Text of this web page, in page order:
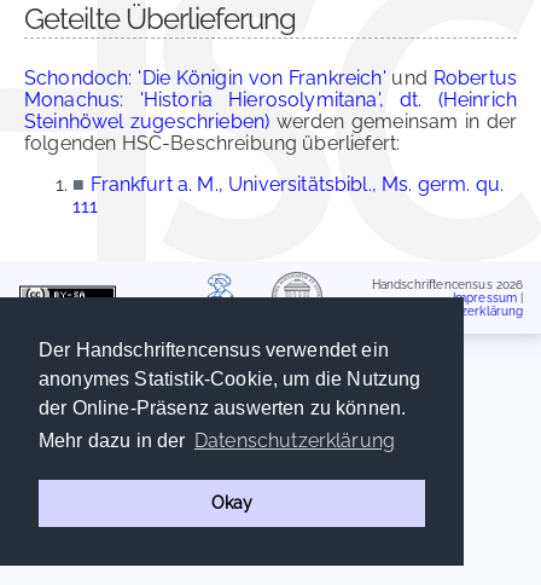
Der Handschriftencensus verwendet ein
anonymes Statistik-Cookie, um die Nutzung
der Online-Präsenz auswerten zu können.
Mehr dazu in der Datenschutzerklärung
Okay
Geteilte Überlieferung
Schondoch: 'Die Königin von Frankreich' und Robertus
Monachus: 'Historia Hierosolymitana', dt. (Heinrich
Steinhöwel zugeschrieben) werden gemeinsam in der
folgenden HSC-Beschreibung überliefert:
■ Frankfurt a. M., Universitätsbibl., Ms. germ. qu.
111
Handschriftencensus 2026
Impressum
Datenschutzerklärung